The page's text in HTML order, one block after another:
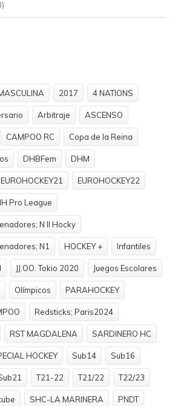
2017 4 NATIONS
Arbitraje ASCENSO
CAMPOO RC Copa de la Reina
DHBFem DHM
EUROHOCKEY21 EUROHOCKEY22
Pro League
N II Hocky
N1 HOCKEY + Infantiles
JJ.OO. Tokio 2020 Juegos Escolares
Olímpicos PARAHOCKEY
Redsticks; Paris2024
RST MAGDALENA SARDINERO HC
HOCKEY Sub14 Sub16
T21-22 T21/22 T22/23
SHC-LA MARINERA PNDT